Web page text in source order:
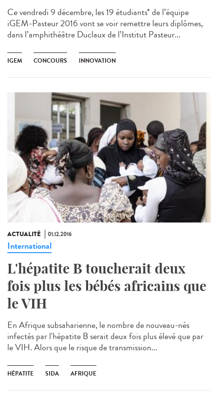
Ce vendredi 9 décembre, les 19 étudiants* de l’équipe
iGEM-Pasteur 2016 vont se voir remettre leurs diplômes,
dans l’amphithéâtre Duclaux de l’Institut Pasteur...
IGEM CONCOURS INNOVATION
ACTUALITÉ 01.12.2016
International
L'hépatite B toucherait deux
fois plus les bébés africains que
le VIH
En Afrique subsaharienne, le nombre de nouveau-nés
infectés par l'hépatite B serait deux fois plus élevé que par
le VIH. Alors que le risque de transmission...
HÉPATITE SIDA AFRIQUE